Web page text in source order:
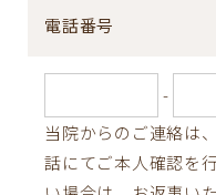
電話番号
-
当院からのご連絡は
話にてご本人確認を